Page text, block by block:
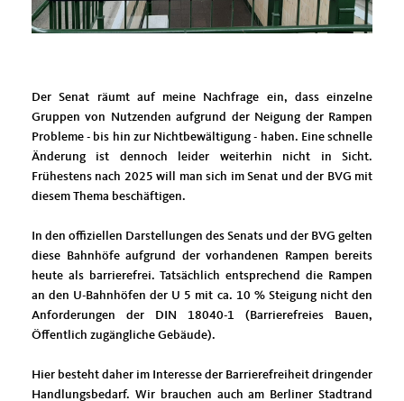
Der Senat räumt auf meine Nachfrage ein, dass einzelne
Gruppen von Nutzenden aufgrund der Neigung der Rampen
Probleme - bis hin zur Nichtbewältigung - haben. Eine schnelle
Änderung ist dennoch leider weiterhin nicht in Sicht.
Frühestens nach 2025 will man sich im Senat und der BVG mit
diesem Thema beschäftigen.
In den offiziellen Darstellungen des Senats und der BVG gelten
diese Bahnhöfe aufgrund der vorhandenen Rampen bereits
heute als barrierefrei. Tatsächlich entsprechend die Rampen
an den U-Bahnhöfen der U 5 mit ca. 10 % Steigung nicht den
Anforderungen der DIN 18040-1 (Barrierefreies Bauen,
Öffentlich zugängliche Gebäude).
Hier besteht daher im Interesse der Barrierefreiheit dringender
Handlungsbedarf. Wir brauchen auch am Berliner Stadtrand